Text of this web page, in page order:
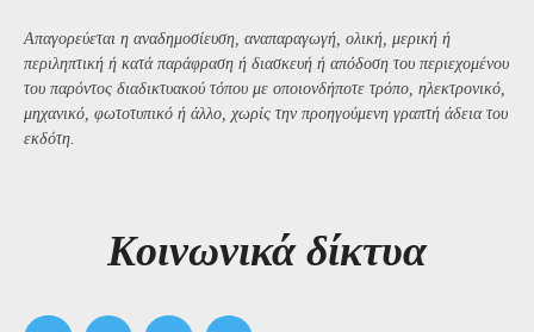
Απαγορεύεται η αναδημοσίευση, αναπαραγωγή, ολική, μερική ή
περιληπτική ή κατά παράφραση ή διασκευή ή απόδοση του περιεχομένου
του παρόντος διαδικτυακού τόπου με οποιονδήποτε τρόπο, ηλεκτρονικό,
μηχανικό, φωτοτυπικό ή άλλο, χωρίς την προηγούμενη γραπτή άδεια του
εκδότη.
Kοινωνικά δίκτυα